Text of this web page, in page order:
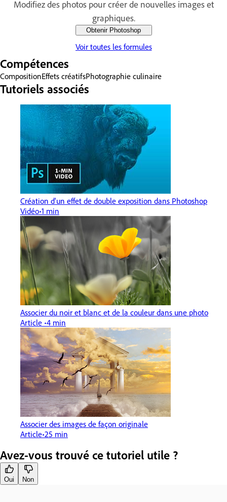
Modifiez des photos pour créer de nouvelles images et
graphiques.
Obtenir Photoshop
Voir toutes les formules
Compétences
CompositionEffets créatifsPhotographie culinaire
Tutoriels associés
Création d'un effet de double exposition dans Photoshop
Vidéo 1 min
Associer du noir et blanc et de la couleur dans une photo
Article 4 min
Associer des images de façon originale
Article 25 min
Avez-vous trouvé ce tutoriel utile ?
Oui Non